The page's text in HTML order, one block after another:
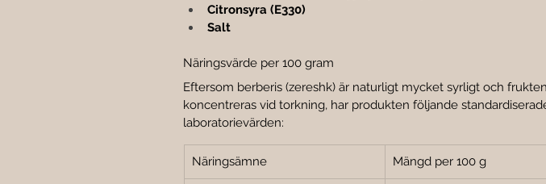
Citronsyra (E330)
Salt
Näringsvärde per 100 gram
Eftersom berberis (zereshk) är naturligt mycket syrligt och frukten
koncentreras vid torkning, har produkten följande
laboratorievärden:
Näringsämne Mängd per 100 g